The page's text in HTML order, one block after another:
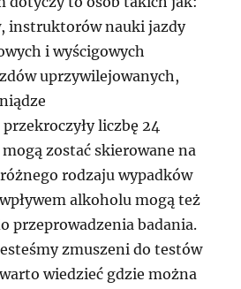
instruktorów nauki jazdy
i wyścigowych
uprzywilejowanych,
liczbę 24
zostać skierowane na
rodzaju wypadków
alkoholu mogą też
przeprowadzenia badania.
zmuszeni do testów
wiedzieć gdzie można